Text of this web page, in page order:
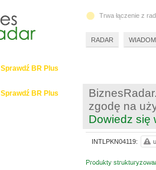
zgodę na
Dowiedz się
Produkty
INTLPKN04119:
Sprawdź BR Plus
Sprawdź BR Plus
Trwa łączenie z
RADAR